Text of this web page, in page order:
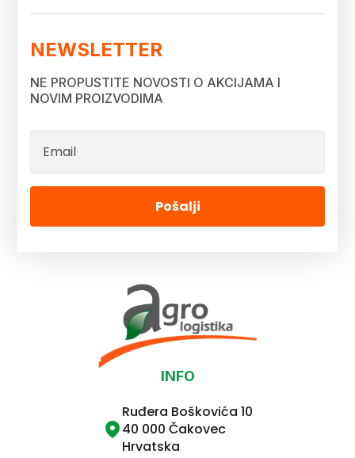
NEWSLETTER
NE PROPUSTITE NOVOSTI O AKCIJAMA I
NOVIM PROIZVODIMA
Pošalji
INFO
Ruđera Boškovića 10
40 000 Čakovec
Hrvatska